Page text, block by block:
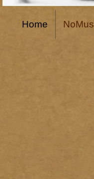
Home NoMus